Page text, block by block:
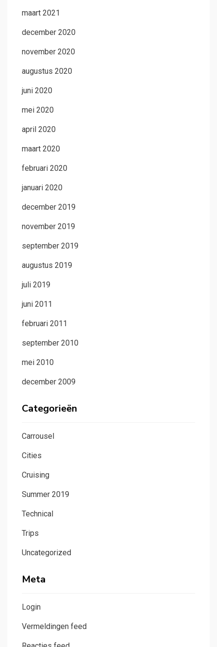
maart 2021
december 2020
november 2020
augustus 2020
juni 2020
mei 2020
april 2020
maart 2020
februari 2020
januari 2020
december 2019
november 2019
september 2019
augustus 2019
juli 2019
juni 2011
februari 2011
september 2010
mei 2010
december 2009
Categorieën
Carrousel
Cities
Cruising
Summer 2019
Technical
Trips
Uncategorized
Meta
Login
Vermeldingen feed